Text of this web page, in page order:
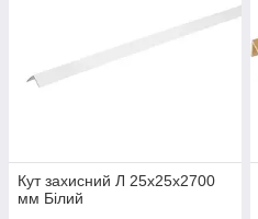
Кут захисний Л 25х25х2700
мм Білий